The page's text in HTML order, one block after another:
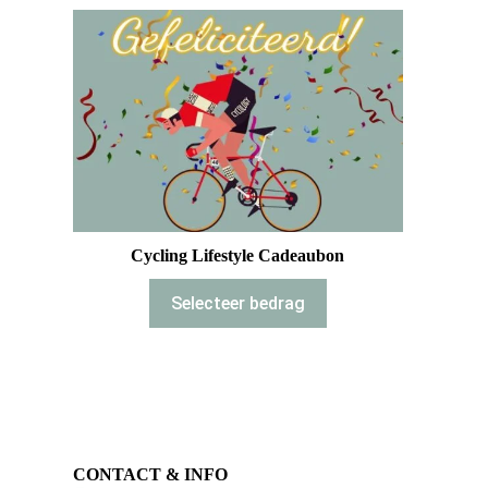
Cycling Lifestyle Cadeaubon
Selecteer bedrag
CONTACT & INFO